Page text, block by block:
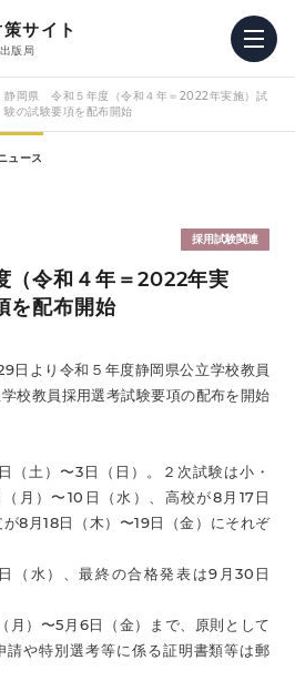
サイト
版局
静岡県 令和５年度（令和４年＝2022年実施）試
験の試験要項を配布開始
ュース
採用試験関連
令和４年＝2022年実
を配布開始
日より令和５年度静岡県公立学校教員
校教員採用選考試験要項の配布を開始
（土）〜3日（日）。２次試験は小・
月）〜10日（水）、高校が8月17日
が8月18日（木）〜19日（金）にそれぞ
（水）、最終の合格発表は9月30日
月）〜5月6日（金）まで、原則として
請や特別選考等に係る証明書類等は郵